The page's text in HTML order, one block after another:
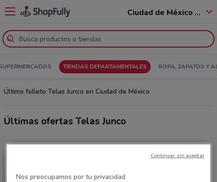
Ciudad de México - 12400
TIENDAS DEPARTAMENTALES ROPA, ZAPATOS Y
Último folleto Telas Junco en Ciudad de México
Últimas ofertas Telas Junco
Nos preocupamos por tu privacidad
Continuar sin aceptar